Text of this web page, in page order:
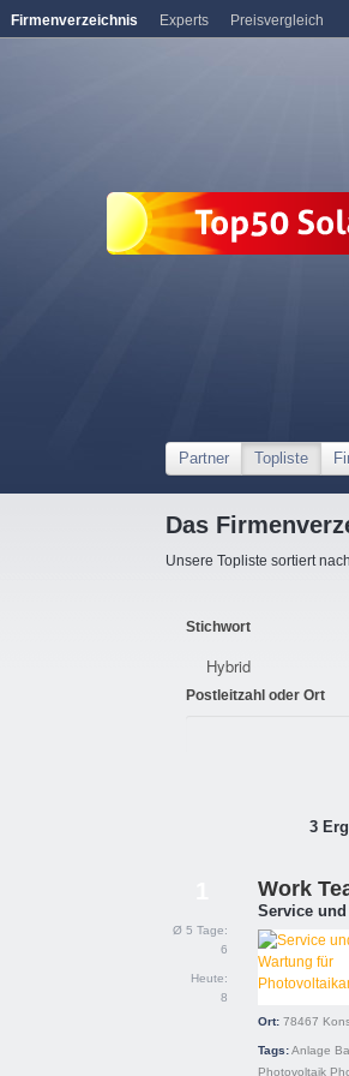
Partner Topliste
Das
Unsere Topliste sortiert
Stichwort
Postleitzahl oder Ort
3
Ø 5 Tage:
6
Heute:
8
Work
Service
Ort: 78467
Tags:Anlage
Photovoltaik
Firmenverzeichnis Experts Preisvergleich